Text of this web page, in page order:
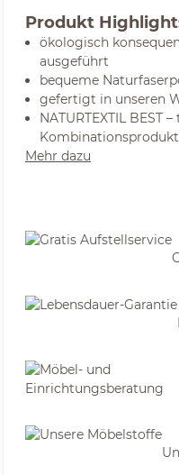
Produkt
ökologisch
ausgeführt
bequeme
gefertigt in unseren
NATURTEXTIL BEST
Kombinationsprodukt
Mehr dazu